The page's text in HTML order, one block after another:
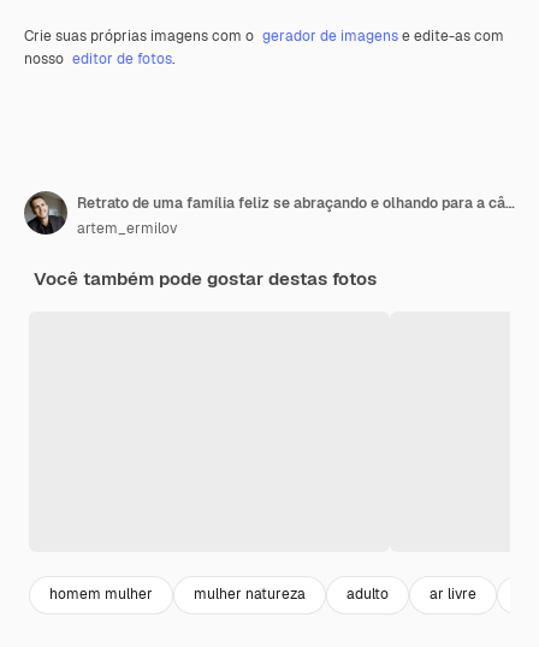
Crie suas próprias imagens com o gerador de imagense edite-as com
nosso editor de fotos.
Retrato de uma família feliz se abraçando e olhando para a câmera enquanto relaxa no gramado durante um piquenique em um jardim verde.
artem_ermilov
Você também pode gostar destas fotos
homem mulher mulher natureza adulto ar livre